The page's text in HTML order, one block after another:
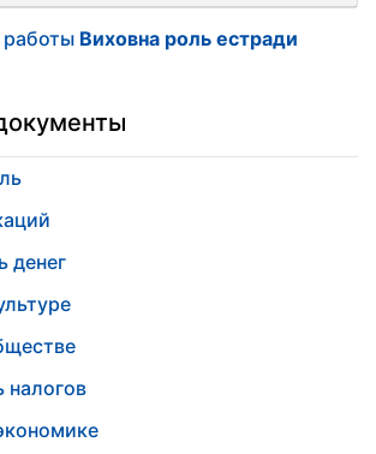
работы Виховна роль естради
денег
налогов